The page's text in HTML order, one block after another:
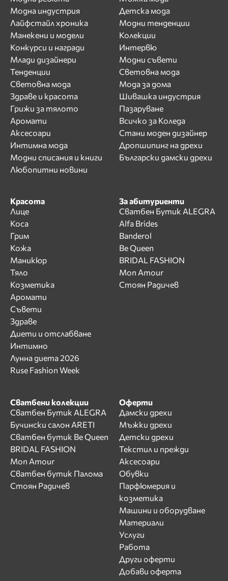
Модна индустрия
Лайфстайл хроника
Манекени и модели
Конкурси и награди
Млади дизайнери
Тенденции
Световна мода
Здраве и красота
Грижи за тялото
Аромати
Аксесоари
Интимна мода
Модни списания и книги
Любопитни новини
Детска мода
Модни тенденции
Колекции
Интервю
Модни съвети
Световна мода
Мода за дома
Шивашка индустрия
Пазаруване
Всичко за Коледа
Стани моден дизайнер
Дропшипинг на дрехи
Български дамски дрехи
Красота
Лице
Коса
Грим
Кожа
Маникюр
Тяло
Козметика
Аромати
Съвети
Здраве
Диети и отслабване
Интимно
Лунна диета 2026
Ruse Fashion Week
За абитуриенти
Сватбен Бутик ALEGRA
Alfa Brides
Banderol
Be Queen
BRIDAL FASHION
Mon Amour
Стоян Радичев
Сватбени колекции
Сватбен Бутик ALEGRA
Бучински салон ARETI
Сватбен бутик Be Queen
BRIDAL FASHION
Mon Amour
Сватбен бутик Палома
Стоян Радичев
Оферти
Дамски дрехи
Мъжки дрехи
Детски дрехи
Текстил и прежди
Аксесоари
Обувки
Парфюмерия и
козметика
Машини и оборудване
Материали
Услуги
Работа
Други оферти
Добави оферта